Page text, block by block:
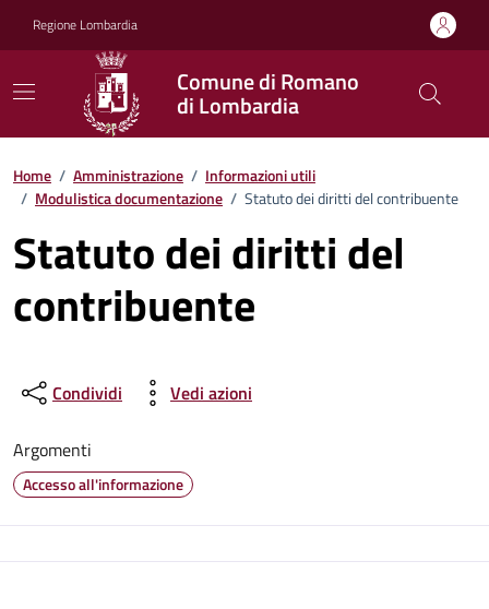
Regione Lombardia
Comune di Romano
di Lombardia
Home / Amministrazione / Informazioni utili
/ Modulistica documentazione / Statuto dei diritti del contribuente
Statuto dei diritti del
contribuente
Condividi Vedi azioni
Argomenti
Accesso all'informazione